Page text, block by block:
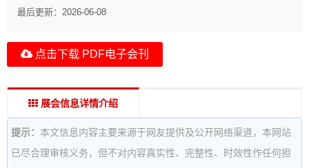
最后更新： 2026-06-08
点击下载 PDF电子会刊
展会信息详情介绍
提示： 本文信息内容主要来源于网友提供及公开网络渠道，本网站
已尽合理审核义务，但不对内容真实性、完整性、时效性作任何担